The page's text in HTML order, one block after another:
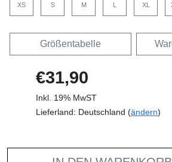
XS S M L XL
Größentabelle
€31,90
Inkl. 19% MwST
Lieferland: Deutschland (ändern)